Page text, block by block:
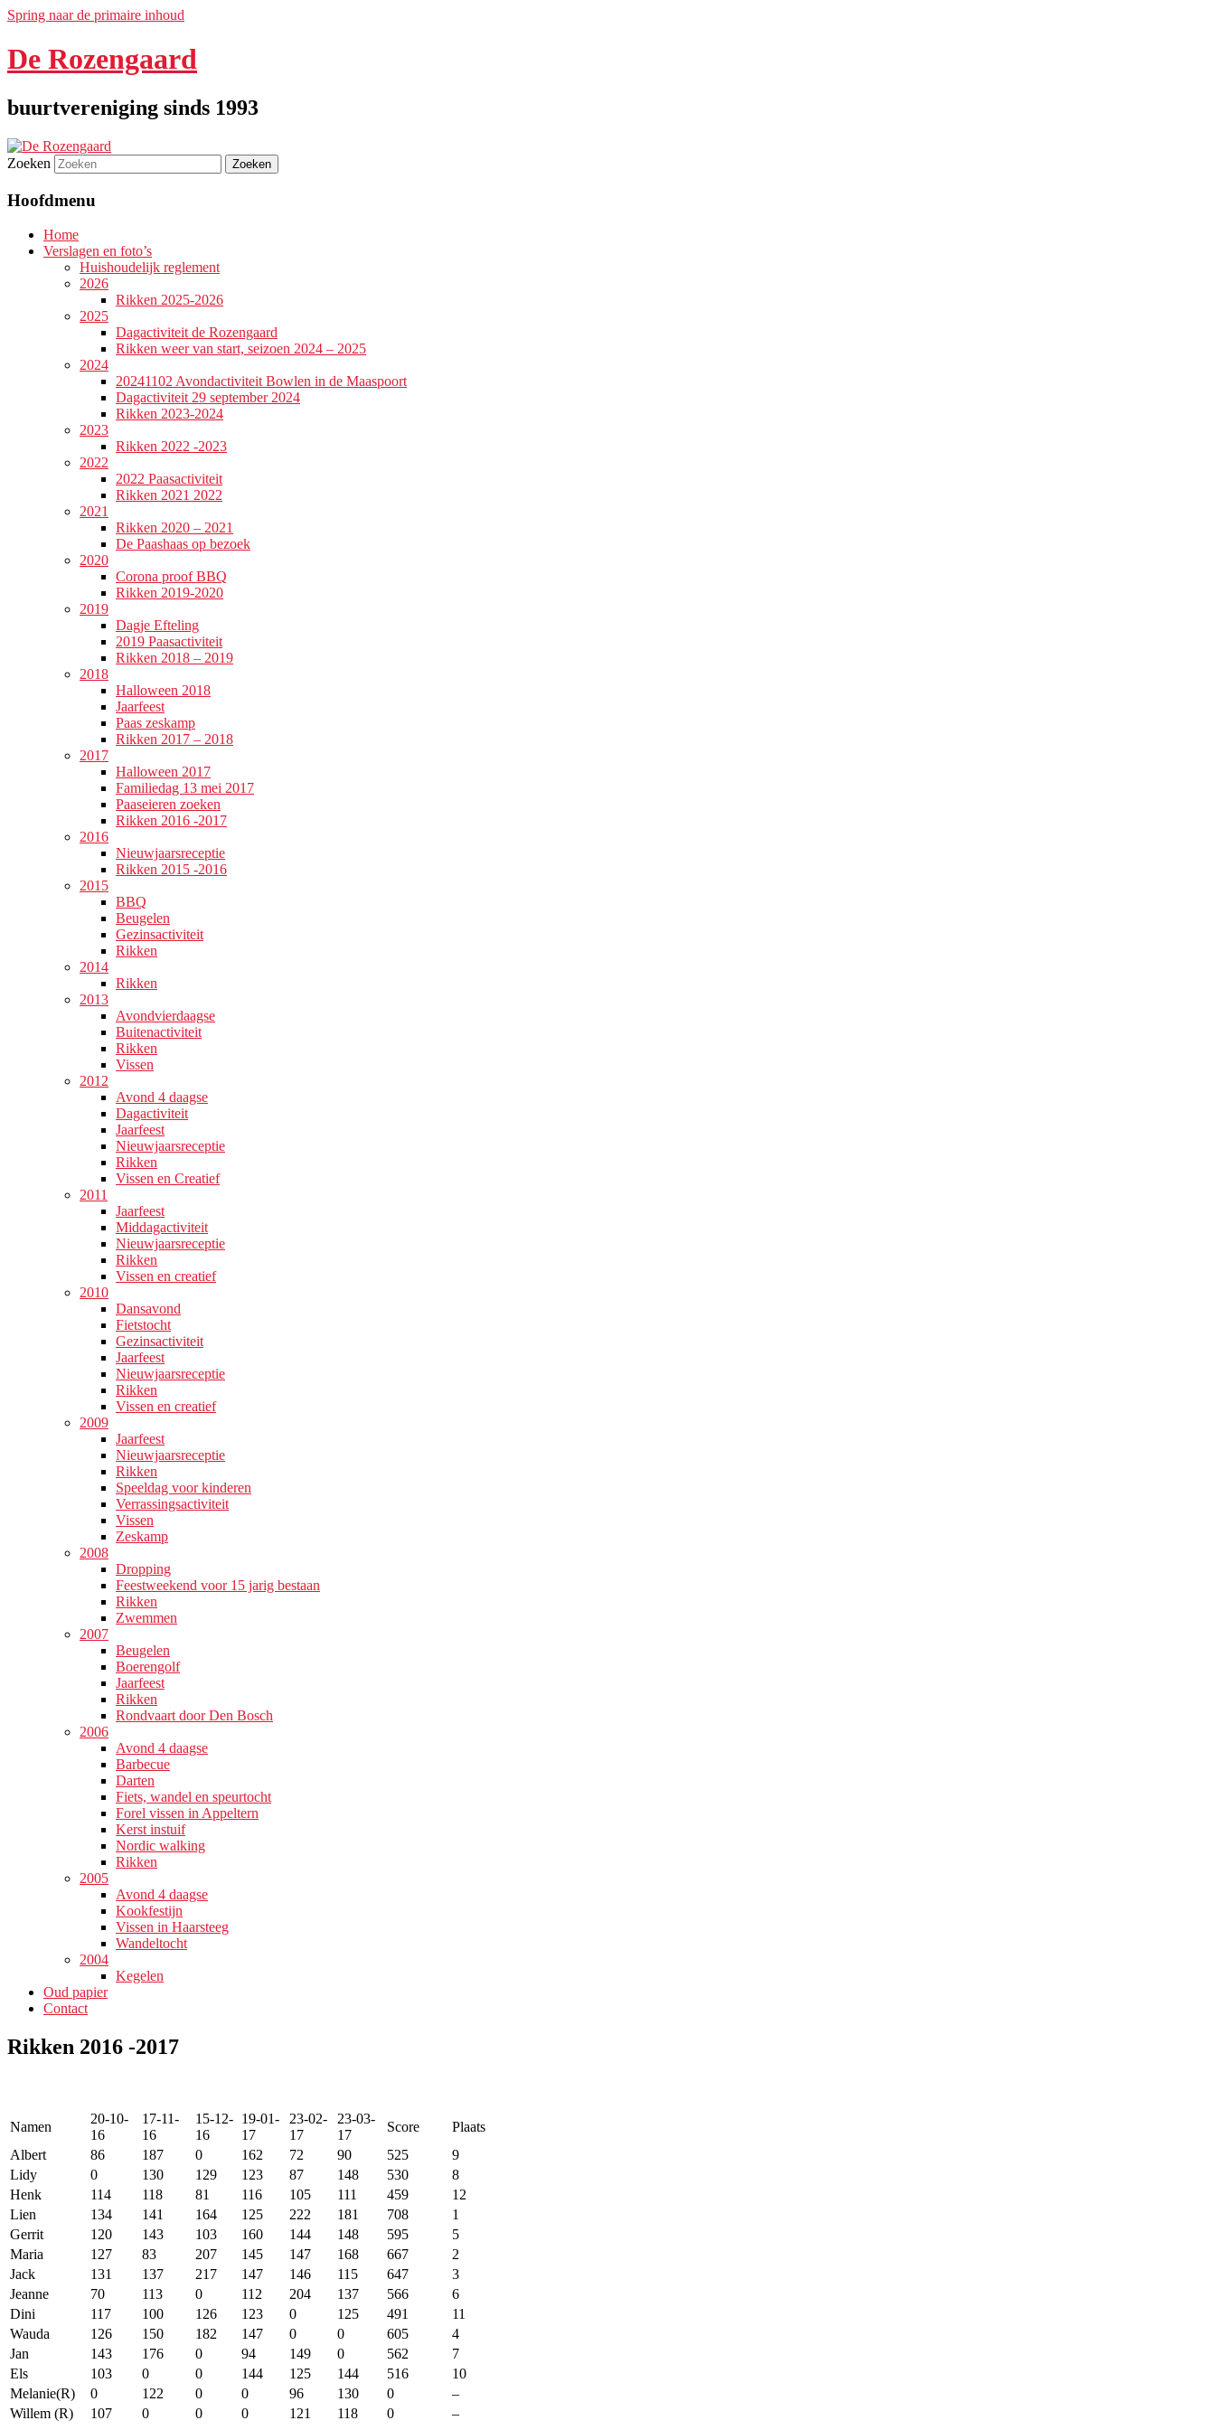
Spring naar de primaire inhoud
De Rozengaard
buurtvereniging sinds 1993
Zoeken
Hoofdmenu
Home
Verslagen en foto’s
Huishoudelijk reglement
2026
Rikken 2025-2026
2025
Dagactiviteit de Rozengaard
Rikken weer van start, seizoen 2024 – 2025
2024
20241102 Avondactiviteit Bowlen in de Maaspoort
Dagactiviteit 29 september 2024
Rikken 2023-2024
2023
Rikken 2022 -2023
2022
2022 Paasactiviteit
Rikken 2021 2022
2021
Rikken 2020 – 2021
De Paashaas op bezoek
2020
Corona proof BBQ
Rikken 2019-2020
2019
Dagje Efteling
2019 Paasactiviteit
Rikken 2018 – 2019
2018
Halloween 2018
Jaarfeest
Paas zeskamp
Rikken 2017 – 2018
2017
Halloween 2017
Familiedag 13 mei 2017
Paaseieren zoeken
Rikken 2016 -2017
2016
Nieuwjaarsreceptie
Rikken 2015 -2016
2015
BBQ
Beugelen
Gezinsactiviteit
Rikken
2014
Rikken
2013
Avondvierdaagse
Buitenactiviteit
Rikken
Vissen
2012
Avond 4 daagse
Dagactiviteit
Jaarfeest
Nieuwjaarsreceptie
Rikken
Vissen en Creatief
2011
Jaarfeest
Middagactiviteit
Nieuwjaarsreceptie
Rikken
Vissen en creatief
2010
Dansavond
Fietstocht
Gezinsactiviteit
Jaarfeest
Nieuwjaarsreceptie
Rikken
Vissen en creatief
2009
Jaarfeest
Nieuwjaarsreceptie
Rikken
Speeldag voor kinderen
Verrassingsactiviteit
Vissen
Zeskamp
2008
Dropping
Feestweekend voor 15 jarig bestaan
Rikken
Zwemmen
2007
Beugelen
Boerengolf
Jaarfeest
Rikken
Rondvaart door Den Bosch
2006
Avond 4 daagse
Barbecue
Darten
Fiets, wandel en speurtocht
Forel vissen in Appeltern
Kerst instuif
Nordic walking
Rikken
2005
Avond 4 daagse
Kookfestijn
Vissen in Haarsteeg
Wandeltocht
2004
Kegelen
Oud papier
Contact
Rikken 2016 -2017
Namen
20-10-
16
17-11-
16
15-12-
16
19-01-
17
23-02-
17
23-03-
17
Score
Plaats
Albert
86 187 0 162 72 90 525
9
Lidy
0 130 129 123 87 148 530
8
Henk
114 118 81 116 105 111 459
12
Lien
134 141 164 125 222 181 708
1
Gerrit
120 143 103 160 144 148 595
5
Maria
127 83 207 145 147 168 667
2
Jack
131 137 217 147 146 115 647
3
Jeanne
70 113 0 112 204 137 566
6
Dini
117 100 126 123 0 125 491
11
Wauda
126 150 182 147 0 0 605
4
Jan
143 176 0 94 149 0 562
7
Els
103 0 0 144 125 144 516
10
Melanie(R)
0 122 0 0 96 130 0
–
Willem (R)
107 0 0 0 121 118 0 –